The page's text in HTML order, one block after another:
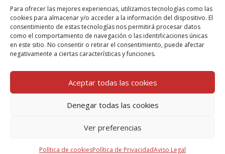
Para ofrecer las mejores experiencias, utilizamos tecnologías como las
cookies para almacenar y/o acceder a la información del dispositivo. El
consentimiento de estas tecnologías nos permitirá procesar datos
como el comportamiento de navegación o las identificaciones únicas
en este sitio. No consentir o retirar el consentimiento, puede afectar
negativamente a ciertas características y funciones.
Aceptar todas las cookies
Denegar todas las cookies
Ver preferencias
Política de cookiesPolítica de PrivacidadAviso Legal
cantidad
Añadir al carrito
Añadir otro producto
Política de privacidad·Aviso Legal·Términos y
Accesibilidad